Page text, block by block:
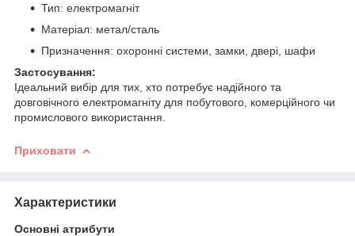
Тип: електромагніт
Матеріал: метал/сталь
Призначення: охоронні системи, замки, двері, шафи
Застосування:
Ідеальний вибір для тих, хто потребує надійного та
довговічного електромагніту для побутового, комерційного чи
промислового використання.
Приховати
Характеристики
Основні атрибути